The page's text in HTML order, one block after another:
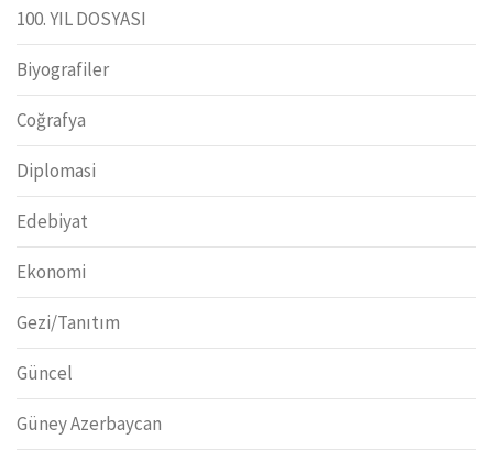
100. YIL DOSYASI
Biyografiler
Coğrafya
Diplomasi
Edebiyat
Ekonomi
Gezi/Tanıtım
Güncel
Güney Azerbaycan